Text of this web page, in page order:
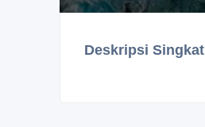
Deskripsi Singkat